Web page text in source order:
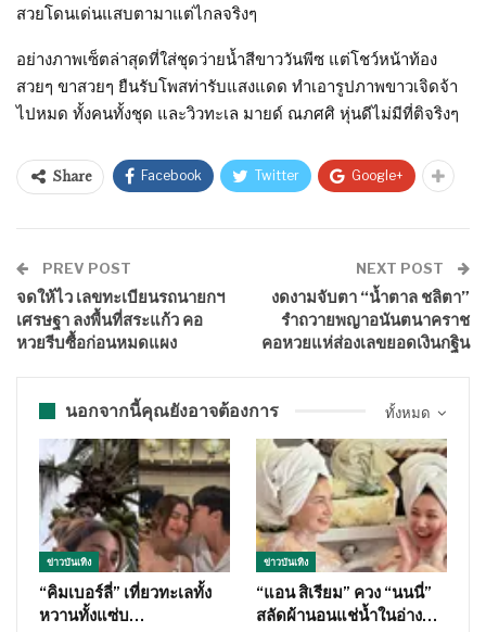
สวยโดนเด่นแสบตามาแต่ไกลจริงๆ
อย่างภาพเซ็ตล่าสุดที่ใส่ชุดว่ายน้ำสีขาววันพีซ แต่โชว์หน้าท้อง
สวยๆ ขาสวยๆ ยืนรับโพสท่ารับแสงแดด ทำเอารูปภาพขาวเจิดจ้า
ไปหมด ทั้งคนทั้งชุด และวิวทะเล มายด์ ณภศศิ หุ่นดีไม่มีที่ติจริงๆ
Share Facebook Twitter Google+
PREV POST
จดให้ไว เลขทะเบียนรถนายกฯ
เศรษฐา ลงพื้นที่สระแก้ว คอ
หวยรีบซื้อก่อนหมดแผง
NEXT POST
งดงามจับตา “น้ำตาล ชลิตา”
รำถวายพญาอนันตนาคราช
คอหวยแห่ส่องเลขยอดเงินกฐิน
ทั้งหมด
นอกจากนี้คุณยังอาจต้องการ
ข่าวบันเทิง
“คิมเบอร์ลี่” เที่ยวทะเลทั้ง
หวานทั้งแซ่บ…
ข่าวบันเทิง
“แอน สิเรียม” ควง “นนนี่”
สลัดผ้านอนแช่น้ำในอ่าง…